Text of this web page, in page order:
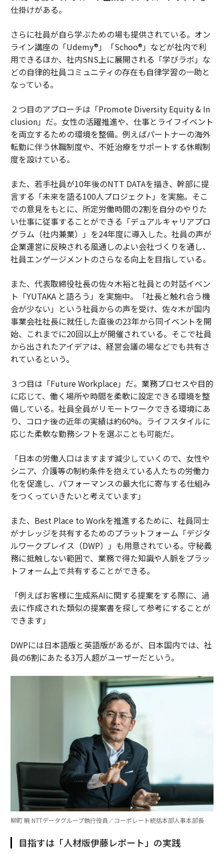
仕掛けがある。
さらに社員が自ら学ぶための場も提供されている。オン
ライン講座の「Udemy®」「Schoo®」などが社内で利
用できるほか、社内SNS上に展開される「学びラボ」な
どの自律的社員コミュニティの存在も自律学習の一助と
なっている。
２つ目のアプローチは「Promote Diversity Equity & In
clusion」だ。女性の活躍推進や、仕事とライフイベント
を両立するための環境を整備。例えばパートナーの海外
転勤に伴う休職制度や、不妊治療をサポートする休暇制
度を設けている。
また、若手社員が10年後のNTT DATAを描き、幹部に提
言する「未来を語る100人プロジェクト」を実施。そこ
での意見をもとに、所定労働時間の2割を自分のやりた
い仕事に従事することができる「デュアルキャリアプロ
グラム（社内兼業）」を24年度に導入した。社員の声が
企業運営に反映される風通しのよい会社づくりを通し、
社員エンゲージメントのさらなる向上を目指している。
また、代表取締役社長の佐々木裕と社員との対話イベン
ト「YUTAKA と語ろう」を実施中。「社長と触れ合う機
会が少ない」という社員からの声を受け、佐々木が国内
事業会社社長に就任した直後の23年から同イベントを開
始、これまでに20回以上が開催されている。そこで社員
から出されたアイデアは、経営会議の場などでも共有さ
れているという。
３つ目は「Future Workplace」だ。業務プロセスや目的
に応じて、働く場所や時間を柔軟に設定できる環境を整
備している。社員全員がリモートワークできる環境にあ
り、コロナ後の近年の実績は約60%。ライフスタイルに
応じた柔軟な勤務シフトを選ぶことも可能だ。
「日本の労働人口はますます減少していくので、女性や
シニア、介護等の制約条件を抱えている人たちの労働力
化を促進し、パフォーマンスの最大化に寄与する仕組み
をつくっていきたいと考えています」
また、Best Place to Workを推進するために、社員同士
がナレッジを共有するためのプラットフォーム「デジタ
ルワークプレイス（DWP）」も用意されている。守秘義
務に抵触しない範囲で、業務で得た知識や人脈をプラッ
トフォーム上で共有することができる。
「例えばお客様に生成系AIに関する提案をする際に、過
去に作成された類似の提案書を探して参考にすることが
できます」
DWPには日本語版と英語版があるが、日本国内では、社
員の6割にあたる3万人超がユーザーだという。
柳町 暁 NTTデータグループ執行役員／コーポレート統括本部人事本部長
目指すは「人材版伊藤レポート」の実践